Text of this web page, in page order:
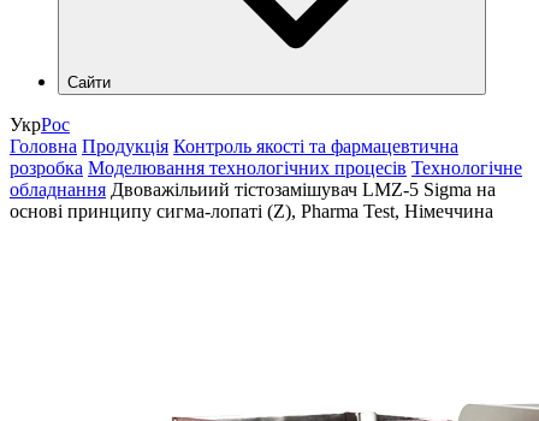
Сайти
shop.hlr.ua
kvp.hlr.ua
ecomonitoring.hlr.ua
apk.hlr.ua
УкрРос
Головна Продукція Контроль якості та фармацевтична
розробка Моделювання технологічних процесів Технологічне
обладнання Двоважільиий тістозамішувач LMZ-5 Sigma на
основі принципу сигма-лопаті (Z), Pharma Test, Німеччина